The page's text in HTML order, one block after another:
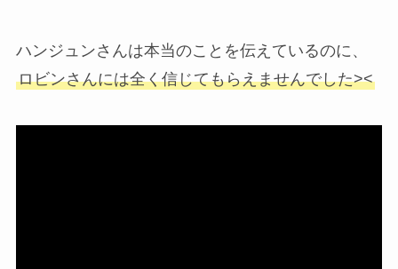
ハンジュンさんは本当のことを伝えているのに、
ロビンさんには全く信じてもらえませんでした><